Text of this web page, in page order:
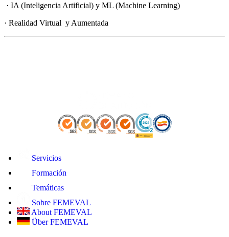
· IA (Inteligencia Artificial) y ML (Machine Learning)
· Realidad Virtual y Aumentada
Servicios
Formación
Temáticas
Sobre FEMEVAL
About FEMEVAL
Über FEMEVAL